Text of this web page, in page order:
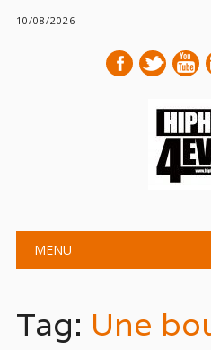
10/08/2026
Main menu
MENU
Tag: Une